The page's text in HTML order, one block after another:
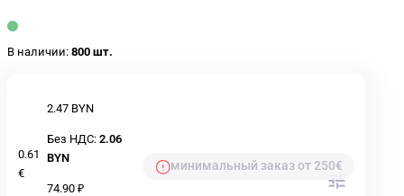
В наличии: 800 шт.
0.61
€
2.47 BYN
Без НДС:2.06
BYN
74.90 ₽
минимальный заказ от 250€